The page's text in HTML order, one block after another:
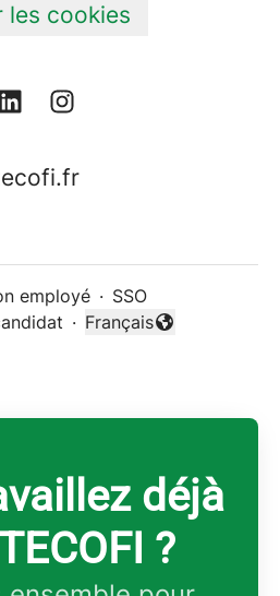
les cookies
employé · SSO
·
Changer la langue
Français
déjà
?